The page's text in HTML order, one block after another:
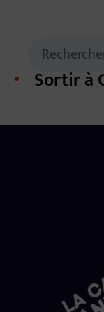
Recherche
Mots clés de
Sortir à